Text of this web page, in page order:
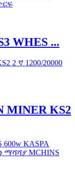
WHES ...
MINER KS2